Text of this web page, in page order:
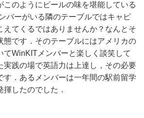
このようにビールの味を堪能している
バーがいる隣のテーブルではキャピ
えてくるではありませんか？なんとそ
態です．そのテーブルにはアメリカの
てWinKITメンバーと楽しく談笑して
実践の場で英語力は上達し，その必要
す．あるメンバーは一年間の駅前留学
したのでした．